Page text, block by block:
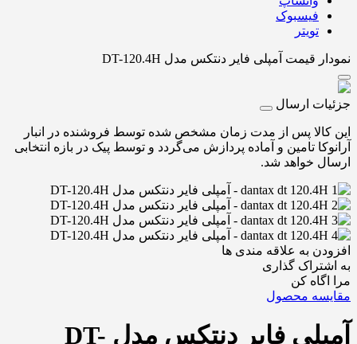
فیسبوک
تویتر
نمودار قیمت آمپلی فایر دنتکس مدل DT-120.4H
جزئیات ارسال
این کالا پس از مدت زمان مشخص شده توسط فروشنده در انبار
آرانوکا تامین و آماده پردازش می‌گردد و توسط پیک در بازه انتخابی
ارسال خواهد شد.
افزودن به علاقه مندی ها
به اشتراک گذاری
مرا اگاه کن
مقایسه محصول
آمپلی فایر دنتکس مدل DT-